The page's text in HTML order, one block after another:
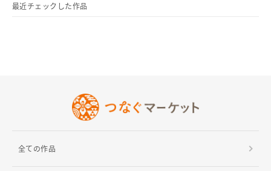
最近チェックした作品
全ての作品